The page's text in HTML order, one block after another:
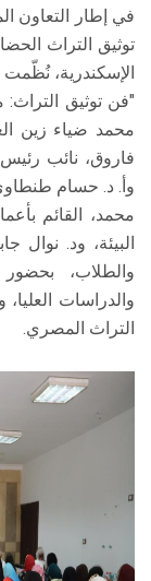
في إطار التعاون
توثيق التراث
"فن توثيق التراث:
محمد ضياء زين
فاروق، نائب رئيس
وأ. د. حسام
محمد، القائم
البيئة، ود. نوال
والطلاب،
والدراسات
التراث المصري.